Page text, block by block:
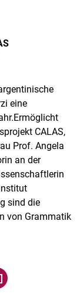
eine
CALAS,
Prof. Angela
an der
sind die
von Grammatik
teilen
über Facebook